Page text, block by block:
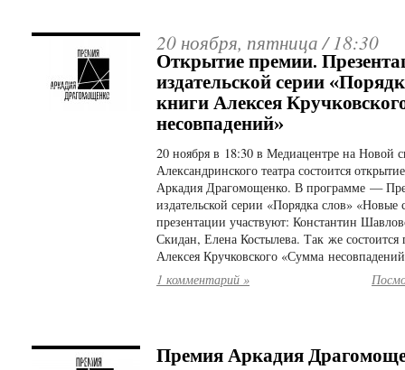
20 ноября, пятница /18:30
Открытие премии.
издательской серии
книги Алексея
несовпадений»
20 ноября в 18:30 в Медиацентре на Новой
Александринского театра состоится
Аркадия Драгомощенко. В программе —
издательской серии «Порядка слов» «Новые
презентации участвуют: Константин
Скидан, Елена Костылева. Так же состоится
Алексея Кручковского «Сумма
1 комментарий »
Премия Аркадия